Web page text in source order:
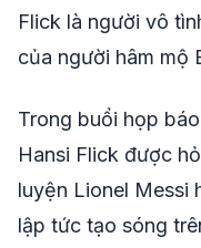
Flick là người vô
của người hâm mộ
Trong buổi họp
Hansi Flick được
luyện Lionel Messi
lập tức tạo sóng